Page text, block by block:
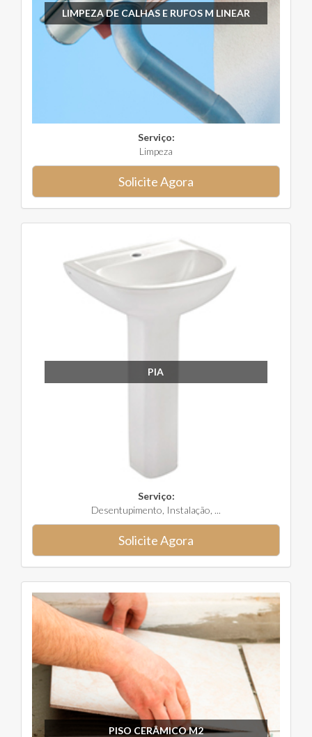
LIMPEZA DE CALHAS E RUFOS M LINEAR
Serviço:
Limpeza
Solicite Agora
PIA
Serviço:
Desentupimento, Instalação, ...
Solicite Agora
PISO CERÂMICO M2